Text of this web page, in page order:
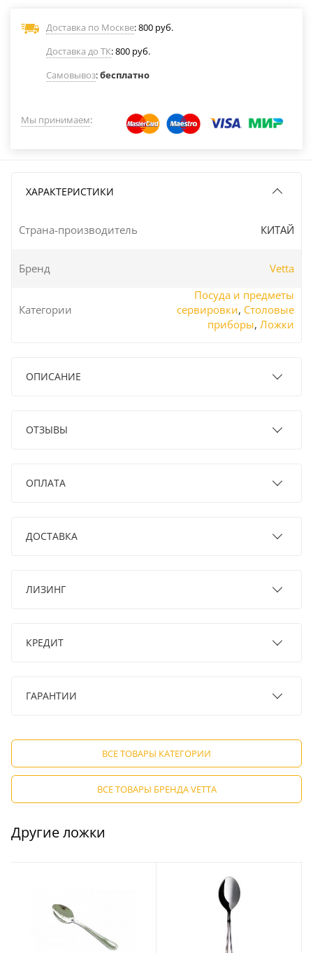
Доставка по Москве: 800 руб.
Доставка до ТК: 800 руб.
Самовывоз:бесплатно
Мы принимаем:
ХАРАКТЕРИСТИКИ
Страна-производитель КИТАЙ
Бренд Vetta
Категории
Посуда и предметы
сервировки, Столовые
приборы, Ложки
ОПИСАНИЕ
ОТЗЫВЫ
ОПЛАТА
ДОСТАВКА
ЛИЗИНГ
КРЕДИТ
ГАРАНТИИ
ВСЕ ТОВАРЫ КАТЕГОРИИ
ВСЕ ТОВАРЫ БРЕНДА VETTA
Другие ложки